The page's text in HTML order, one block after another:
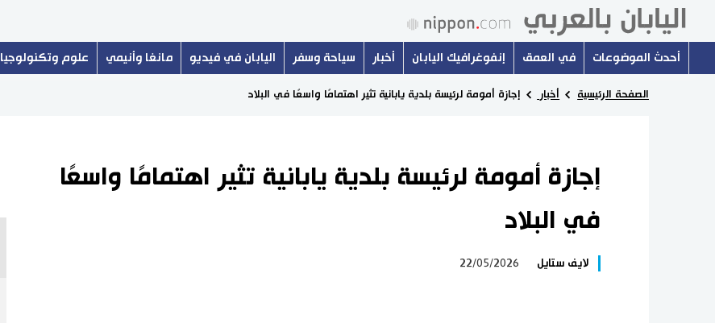
أحدث الموضوعات في العمق إنفوغرافيك اليابان أخبار سياحة وسفر اليابان في فيديو مانغا وأنيمي علوم وتكنولوجيا
الصفحة الرئيسية أخبار إجازة أمومة لرئيسة بلدية يابانية تثير اهتمامًا واسعًا في البلاد
إجازة أمومة لرئيسة بلدية يابانية تثير اهتمامًا واسعًا
في البلاد
لايف ستايل 22/05/2026